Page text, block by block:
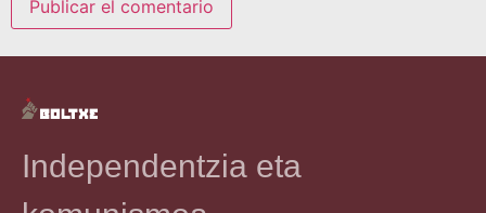
Independentzia eta